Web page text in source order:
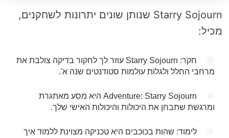
Starry Sojourn שנותן שונים יתרונות לשחקנים,
מכיל:
חקר: Starry Sojourn עוזר לך לחקור בדיקה צולבת את
מרחבי החלל ולגלות עולמות סטודנטים שנה א'.
Adventure: Starry Sojourn היא מסע מאתגרת
ומרגשת שתבחן את היכולות והיכולות האישי שלך.
לימוד: שהות בכוכבים היא טכניקה מצוינת ללמוד איך